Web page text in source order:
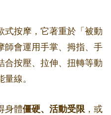
式按摩，它著重於「被動
師會運用手掌、拇指、手
合按壓、拉伸、扭轉等動
線。
身體僵硬、活動受限 ，或